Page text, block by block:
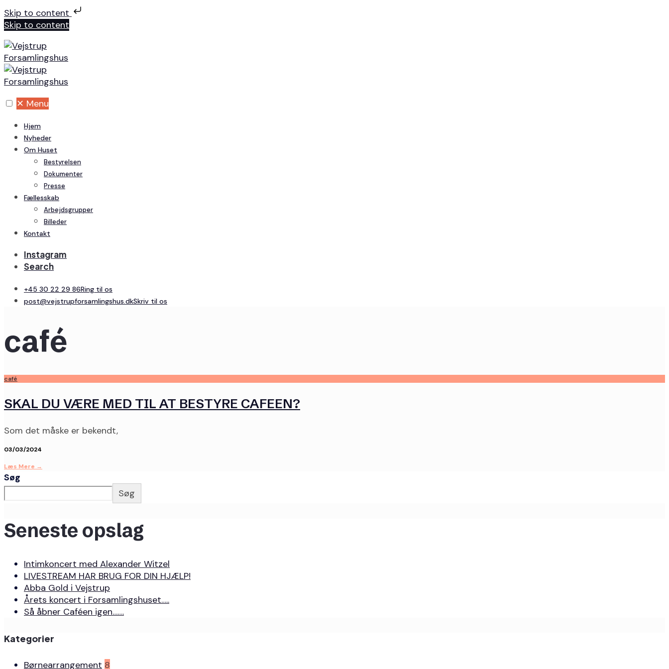
Skip to content
Skip to content
✕ Menu
Hjem
Nyheder
Om Huset
Bestyrelsen
Dokumenter
Presse
Fællesskab
Arbejdsgrupper
Billeder
Kontakt
Instagram
Search
+45 30 22 29 86Ring til os
post@vejstrupforsamlingshus.dkSkriv til os
café
café
SKAL DU VÆRE MED TIL AT BESTYRE CAFEEN?
Som det måske er bekendt,
03/03/2024
Læs Mere →
Søg
Søg
Seneste opslag
Intimkoncert med Alexander Witzel
LIVESTREAM HAR BRUG FOR DIN HJÆLP!
Abba Gold i Vejstrup
Årets koncert i Forsamlingshuset…..
Så åbner Caféen igen…….
Kategorier
Børnearrangement 8